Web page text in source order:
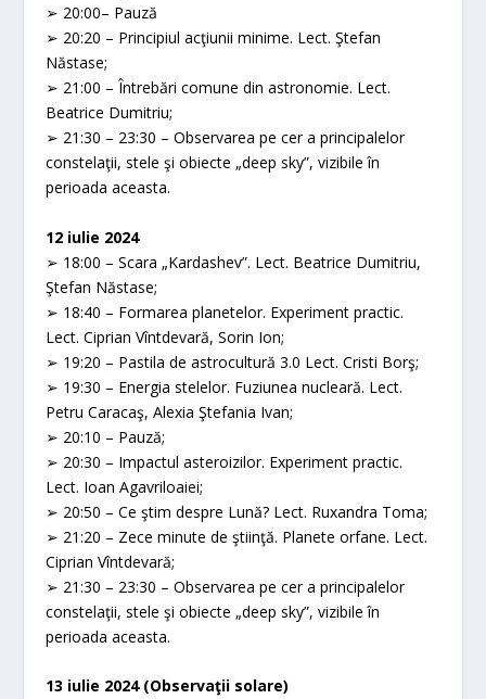
➢ 20:00– Pauză
➢ 20:20 – Principiul acţiunii minime. Lect. Ştefan
Năstase;
➢ 21:00 – Întrebări comune din astronomie. Lect.
Beatrice Dumitriu;
➢ 21:30 – 23:30 – Observarea pe cer a principalelor
constelaţii, stele şi obiecte „deep sky”, vizibile în
perioada aceasta.
12 iulie 2024
➢ 18:00 – Scara „Kardashev”. Lect. Beatrice Dumitriu,
Ştefan Năstase;
➢ 18:40 – Formarea planetelor. Experiment practic.
Lect. Ciprian Vîntdevară, Sorin Ion;
➢ 19:20 – Pastila de astrocultură 3.0 Lect. Cristi Borş;
➢ 19:30 – Energia stelelor. Fuziunea nucleară. Lect.
Petru Caracaş, Alexia Ştefania Ivan;
➢ 20:10 – Pauză;
➢ 20:30 – Impactul asteroizilor. Experiment practic.
Lect. Ioan Agavriloaiei;
➢ 20:50 – Ce ştim despre Lună? Lect. Ruxandra Toma;
➢ 21:20 – Zece minute de ştiinţă. Planete orfane. Lect.
Ciprian Vîntdevară;
➢ 21:30 – 23:30 – Observarea pe cer a principalelor
constelaţii, stele şi obiecte „deep sky”, vizibile în
perioada aceasta.
13 iulie 2024 (Observaţii solare)